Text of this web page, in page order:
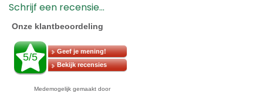
Schrijf een recensie...